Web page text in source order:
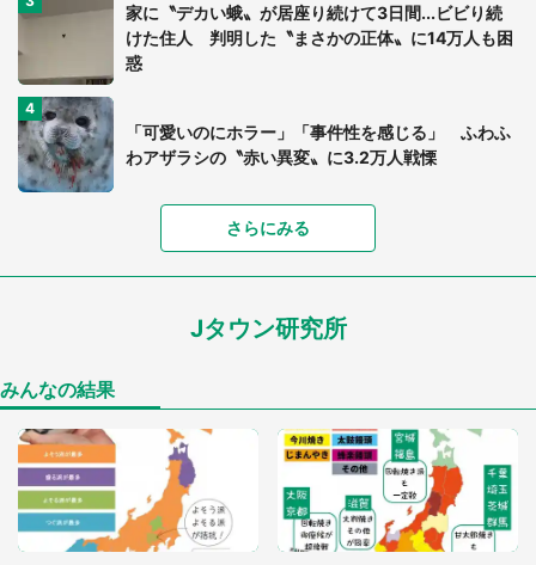
家に〝デカい蛾〟が居座り続けて3日間...ビビり続
けた住人 判明した〝まさかの正体〟に14万人も困
惑
「可愛いのにホラー」「事件性を感じる」 ふわふ
わアザラシの〝赤い異変〟に3.2万人戦慄
「落ち着いて食べられないでしょう」高級旅館での
食事中、じっとできない幼い息子に中年の男性客
が...（東京都・40代男性）
「孫にあげると思って、あなたにこれをあげる」
「閉所恐怖症の私は新幹線で大パニック。隣席の青
年に『手を繋いで』とお願いしたら...」 体験談に
8万人感動
さらにみる
Jタウン研究所
みんなの結果